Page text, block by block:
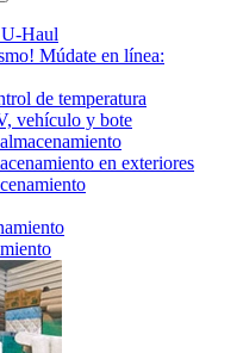
U-Haul
Múdate en línea:
de temperatura
vehículo y bote
en exteriores